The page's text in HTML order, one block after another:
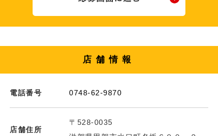
店舗情報
電話番号 0748-62-9870
店舗住所
〒528-0035